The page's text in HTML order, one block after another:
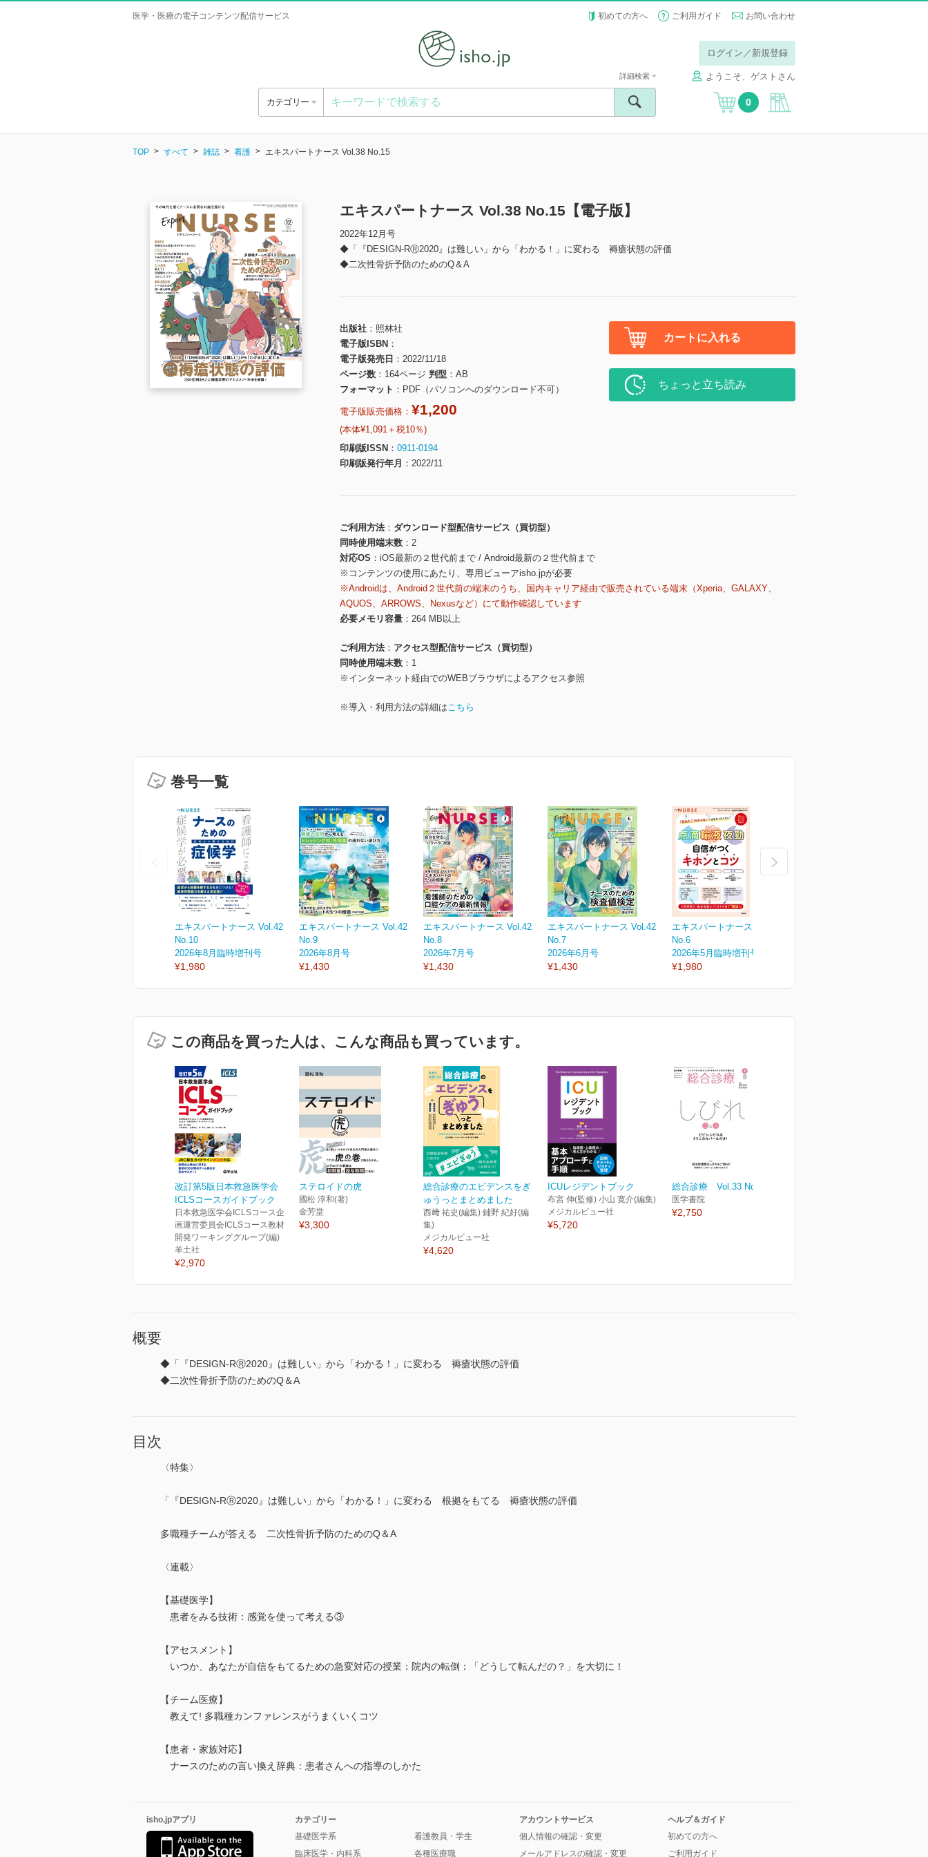
医学・医療の電子コンテンツ配信サービス 初めての方へ ご利用ガイド お問い合わせ
ログイン／新規登録
ようこそ、ゲストさん
カテゴリー
詳細検索
0
TOP すべて 雑誌 看護 エキスパートナース Vol.38 No.15
エキスパートナース Vol.38 No.15【電子版】
2022年12月号
◆「『DESIGN-RⓇ2020』は難しい」から「わかる！」に変わる 褥瘡状態の評価
◆二次性骨折予防のためのQ＆A
出版社
照林社
電子版ISBN
電子版発売日
2022/11/18
ページ数
164ページ 判型
AB
フォーマット
PDF（パソコンへのダウンロード不可）
電子版販売価格： ¥1,200
(本体¥1,091＋税10％)
印刷版ISSN
0911-0194
印刷版発行年月
2022/11
カートに入れる
ちょっと立ち読み
ご利用方法
ダウンロード型配信サービス（買切型）
同時使用端末数
2
対応OS
iOS最新の２世代前まで / Android最新の２世代前まで
※コンテンツの使用にあたり、専用ビューアisho.jpが必要
※Androidは、Android２世代前の端末のうち、国内キャリア経由で販売されている端末（Xperia、GALAXY、
AQUOS、ARROWS、Nexusなど）にて動作確認しています
必要メモリ容量
264 MB以上
ご利用方法
アクセス型配信サービス（買切型）
同時使用端末数
1
※インターネット経由でのWEBブラウザによるアクセス参照
※導入・利用方法の詳細はこちら
巻号一覧
エキスパートナース Vol.42
No.10
2026年8月臨時増刊号
¥1,980
エキスパートナース Vol.42
No.9
2026年8月号
¥1,430
エキスパートナース Vol.42
No.8
2026年7月号
¥1,430
エキスパートナース Vol.42
No.7
2026年6月号
¥1,430
エキスパートナース Vol.42
No.6
2026年5月臨時増刊号
¥1,980
この商品を買った人は、こんな商品も買っています。
改訂第5版日本救急医学会
ICLSコースガイドブック
日本救急医学会ICLSコース企
画運営委員会ICLSコース教材
開発ワーキンググループ(編)
羊土社
¥2,970
ステロイドの虎
國松 淳和(著)
金芳堂
¥3,300
総合診療のエビデンスをぎ
ゅうっとまとめました
西﨑 祐史(編集) 鋪野 紀好(編
集)
メジカルビュー社
¥4,620
ICUレジデントブック
布宮 伸(監修) 小山 寛介(編集)
メジカルビュー社
¥5,720
総合診療 Vol.33 No.2
医学書院
¥2,750
概要
◆「『DESIGN-RⓇ2020』は難しい」から「わかる！」に変わる 褥瘡状態の評価
◆二次性骨折予防のためのQ＆A
目次
〈特集〉
「『DESIGN-RⓇ2020』は難しい」から「わかる！」に変わる 根拠をもてる 褥瘡状態の評価
多職種チームが答える 二次性骨折予防のためのQ＆A
〈連載〉
【基礎医学】
患者をみる技術：感覚を使って考える③
【アセスメント】
いつか、あなたが自信をもてるための急変対応の授業：院内の転倒：「どうして転んだの？」を大切に！
【チーム医療】
教えて! 多職種カンファレンスがうまくいくコツ
【患者・家族対応】
ナースのための言い換え辞典：患者さんへの指導のしかた
isho.jpアプリ
カテゴリー
基礎医学系
臨床医学・内科系
看護教員・学生
各種医療職
アカウントサービス
個人情報の確認・変更
メールアドレスの確認・変更
ヘルプ＆ガイド
初めての方へ
ご利用ガイド